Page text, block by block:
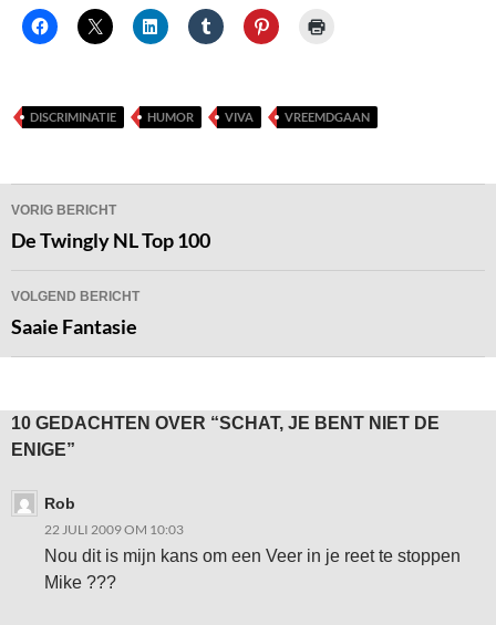
DISCRIMINATIE HUMOR VIVA VREEMDGAAN
Bericht
navigatie
VORIG BERICHT
De Twingly NL Top 100
VOLGEND BERICHT
Saaie Fantasie
10 GEDACHTEN OVER “SCHAT, JE BENT NIET DE
ENIGE”
Rob
22 JULI 2009 OM 10:03
Nou dit is mijn kans om een Veer in je reet te stoppen
Mike ???